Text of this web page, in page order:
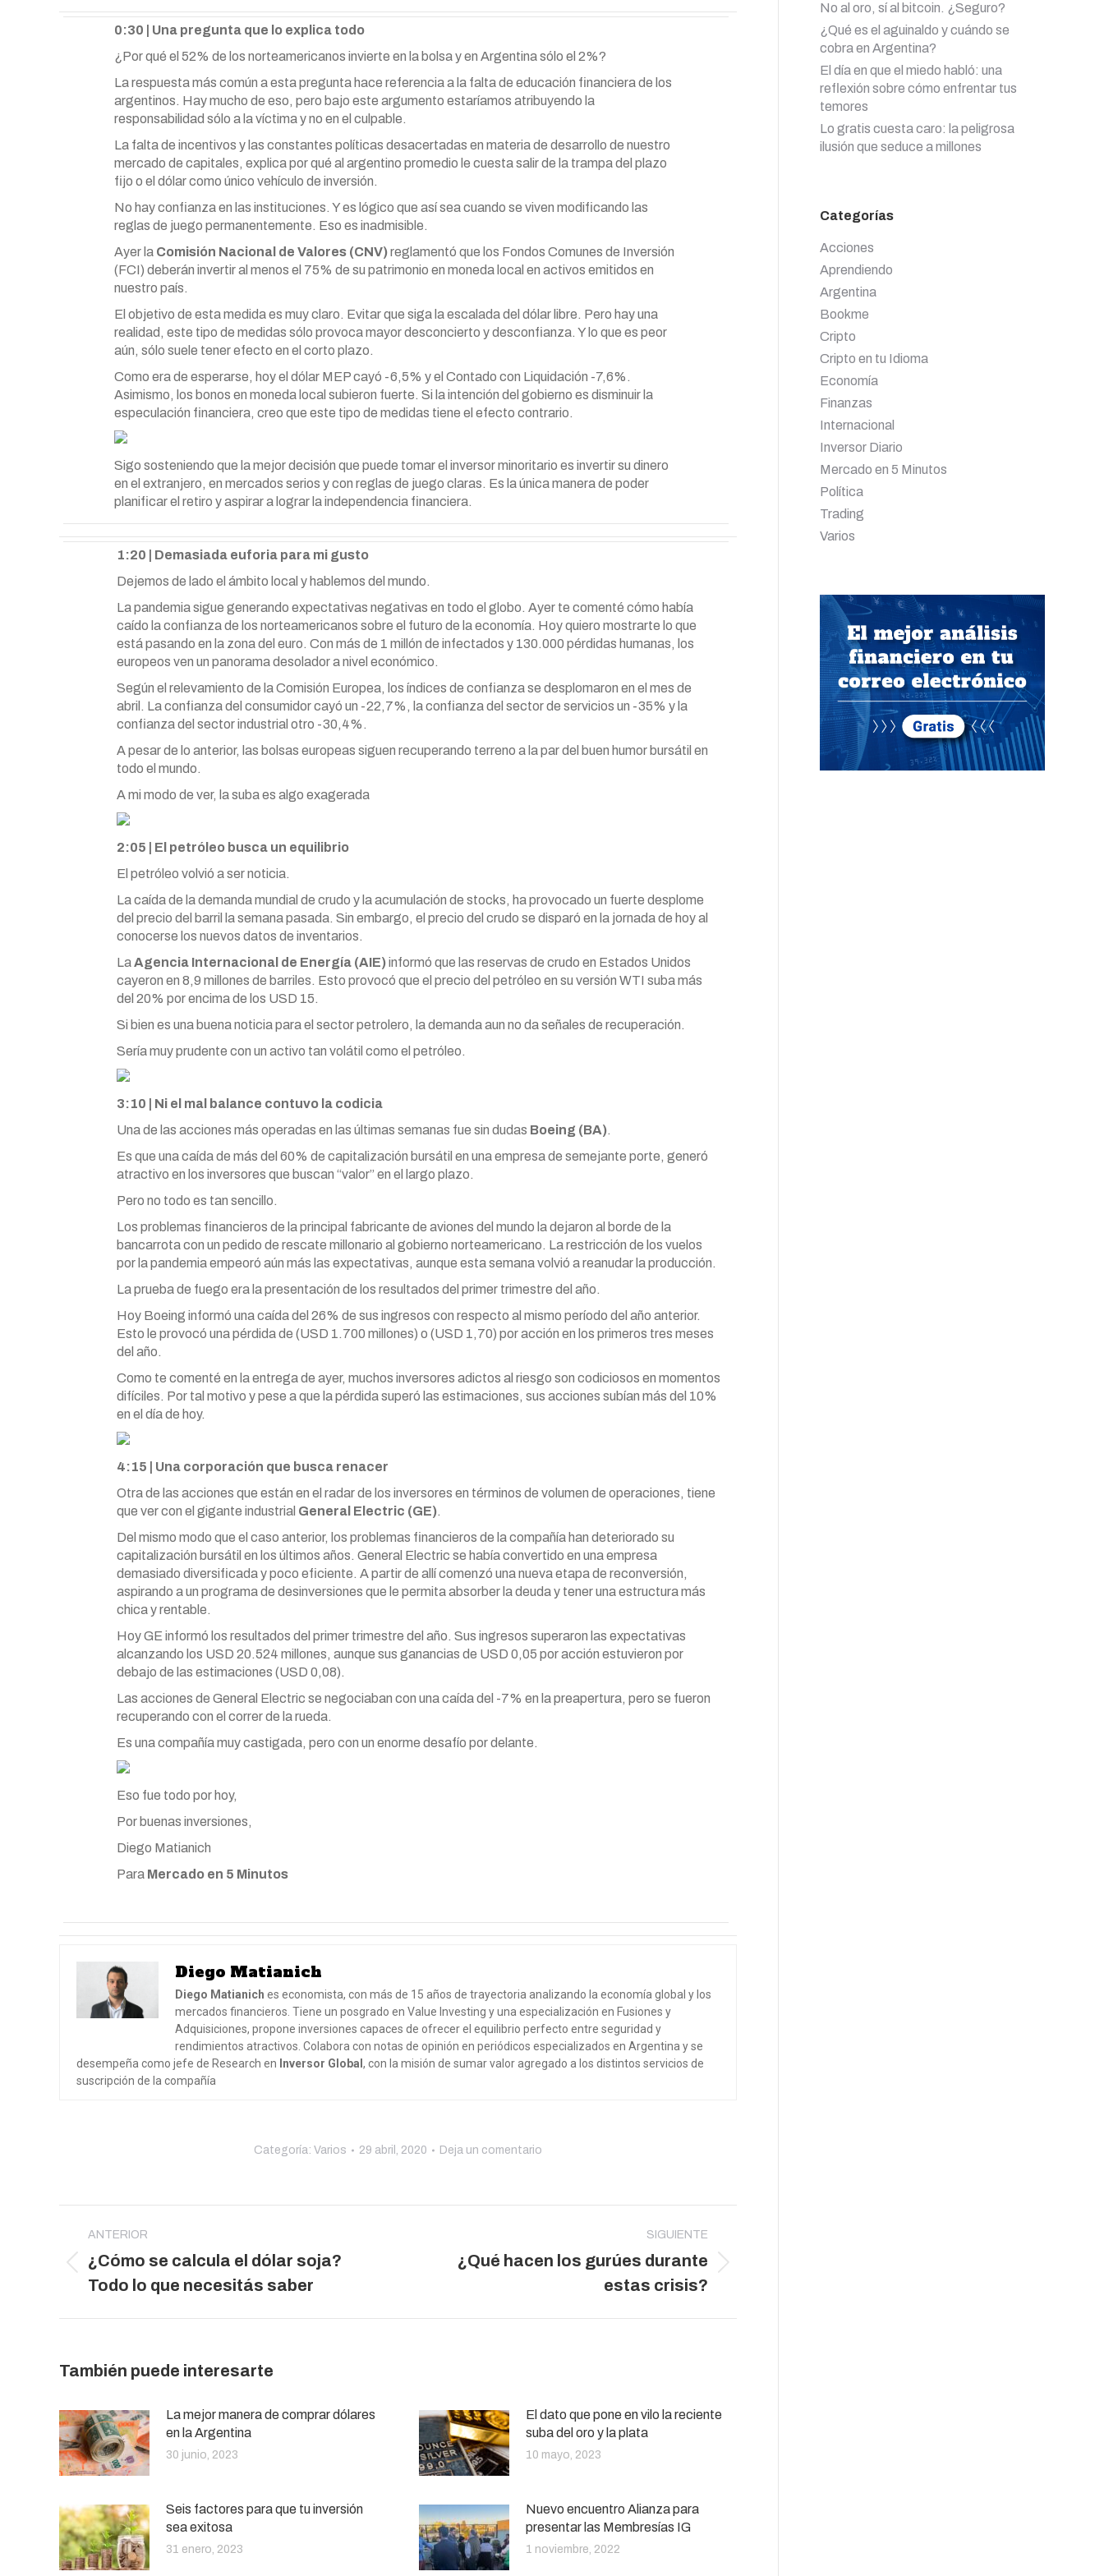
0:30 | Una pregunta que lo explica todo
¿Por qué el 52% de los norteamericanos invierte en la bolsa y en Argentina sólo el 2%?
La respuesta más común a esta pregunta hace referencia a la falta de educación financiera de los
argentinos. Hay mucho de eso, pero bajo este argumento estaríamos atribuyendo la
responsabilidad sólo a la víctima y no en el culpable.
La falta de incentivos y las constantes políticas desacertadas en materia de desarrollo de nuestro
mercado de capitales, explica por qué al argentino promedio le cuesta salir de la trampa del plazo
fijo o el dólar como único vehículo de inversión.
No hay confianza en las instituciones. Y es lógico que así sea cuando se viven modificando las
reglas de juego permanentemente. Eso es inadmisible.
Ayer la Comisión Nacional de Valores (CNV)reglamentó que los Fondos Comunes de Inversión
(FCI) deberán invertir al menos el 75% de su patrimonio en moneda local en activos emitidos en
nuestro país.
El objetivo de esta medida es muy claro. Evitar que siga la escalada del dólar libre. Pero hay una
realidad, este tipo de medidas sólo provoca mayor desconcierto y desconfianza. Y lo que es peor
aún, sólo suele tener efecto en el corto plazo.
Como era de esperarse, hoy el dólar MEP cayó -6,5% y el Contado con Liquidación -7,6%.
Asimismo, los bonos en moneda local subieron fuerte. Si la intención del gobierno es disminuir la
especulación financiera, creo que este tipo de medidas tiene el efecto contrario.
Sigo sosteniendo que la mejor decisión que puede tomar el inversor minoritario es invertir su dinero
en el extranjero, en mercados serios y con reglas de juego claras. Es la única manera de poder
planificar el retiro y aspirar a lograr la independencia financiera.
1:20 | Demasiada euforia para mi gusto
Dejemos de lado el ámbito local y hablemos del mundo.
La pandemia sigue generando expectativas negativas en todo el globo. Ayer te comenté cómo había
caído la confianza de los norteamericanos sobre el futuro de la economía. Hoy quiero mostrarte lo que
está pasando en la zona del euro. Con más de 1 millón de infectados y 130.000 pérdidas humanas, los
europeos ven un panorama desolador a nivel económico.
Según el relevamiento de la Comisión Europea, los índices de confianza se desplomaron en el mes de
abril. La confianza del consumidor cayó un -22,7%, la confianza del sector de servicios un -35% y la
confianza del sector industrial otro -30,4%.
A pesar de lo anterior, las bolsas europeas siguen recuperando terreno a la par del buen humor bursátil en
todo el mundo.
A mi modo de ver, la suba es algo exagerada
2:05 | El petróleo busca un equilibrio
El petróleo volvió a ser noticia.
La caída de la demanda mundial de crudo y la acumulación de stocks, ha provocado un fuerte desplome
del precio del barril la semana pasada. Sin embargo, el precio del crudo se disparó en la jornada de hoy al
conocerse los nuevos datos de inventarios.
LaAgencia Internacional de Energía (AIE)informó que las reservas de crudo en Estados Unidos
cayeron en 8,9 millones de barriles. Esto provocó que el precio del petróleo en su versión WTI suba más
del 20% por encima de los USD 15.
Si bien es una buena noticia para el sector petrolero, la demanda aun no da señales de recuperación.
Sería muy prudente con un activo tan volátil como el petróleo.
3:10 | Ni el mal balance contuvo la codicia
Una de las acciones más operadas en las últimas semanas fue sin dudas Boeing (BA).
Es que una caída de más del 60% de capitalización bursátil en una empresa de semejante porte, generó
atractivo en los inversores que buscan “valor” en el largo plazo.
Pero no todo es tan sencillo.
Los problemas financieros de la principal fabricante de aviones del mundo la dejaron al borde de la
bancarrota con un pedido de rescate millonario al gobierno norteamericano. La restricción de los vuelos
por la pandemia empeoró aún más las expectativas, aunque esta semana volvió a reanudar la producción.
La prueba de fuego era la presentación de los resultados del primer trimestre del año.
Hoy Boeing informó una caída del 26% de sus ingresos con respecto al mismo período del año anterior.
Esto le provocó una pérdida de (USD 1.700 millones) o (USD 1,70) por acción en los primeros tres meses
del año.
Como te comenté en la entrega de ayer, muchos inversores adictos al riesgo son codiciosos en momentos
difíciles. Por tal motivo y pese a que la pérdida superó las estimaciones, sus acciones subían más del 10%
en el día de hoy.
4:15 | Una corporación que busca renacer
Otra de las acciones que están en el radar de los inversores en términos de volumen de operaciones, tiene
que ver con el gigante industrial General Electric (GE).
Del mismo modo que el caso anterior, los problemas financieros de la compañía han deteriorado su
capitalización bursátil en los últimos años. General Electric se había convertido en una empresa
demasiado diversificada y poco eficiente. A partir de allí comenzó una nueva etapa de reconversión,
aspirando a un programa de desinversiones que le permita absorber la deuda y tener una estructura más
chica y rentable.
Hoy GE informó los resultados del primer trimestre del año. Sus ingresos superaron las expectativas
alcanzando los USD 20.524 millones, aunque sus ganancias de USD 0,05 por acción estuvieron por
debajo de las estimaciones (USD 0,08).
Las acciones de General Electric se negociaban con una caída del -7% en la preapertura, pero se fueron
recuperando con el correr de la rueda.
Es una compañía muy castigada, pero con un enorme desafío por delante.
Eso fue todo por hoy,
Por buenas inversiones,
Diego Matianich
Para Mercado en 5 Minutos
Diego Matianich
Diego Matianich es economista, con más de 15 años de trayectoria analizando la economía global y los
mercados financieros. Tiene un posgrado en Value Investing y una especialización en Fusiones y
Adquisiciones, propone inversiones capaces de ofrecer el equilibrio perfecto entre seguridad y
rendimientos atractivos. Colabora con notas de opinión en periódicos especializados en Argentina y se
desempeña como jefe de Research en Inversor Global , con la misión de sumar valor agregado a los distintos servicios de
suscripción de la compañía
Categoría: Varios 29 abril, 2020 Deja un comentario
entre
publicaciones
ANTERIOR
Publicación
anterior:
¿Cómo se calcula el dólar soja?
Todo lo que necesitás saber
SIGUIENTE
Publicación¿Qué hacen los gurúes durante
estas crisis?
También puede interesarte
La mejor manera de comprar dólares
en la Argentina
30 junio, 2023
El dato que pone en vilo la reciente
suba del oro y la plata
10 mayo, 2023
Seis factores para que tu inversión
sea exitosa
31 enero, 2023
Nuevo encuentro Alianza para
presentar las Membresías IG
1 noviembre, 2022
No al oro, sí al bitcoin. ¿Seguro?
¿Qué es el aguinaldo y cuándo se
cobra en Argentina?
El día en que el miedo habló: una
reflexión sobre cómo enfrentar tus
temores
Lo gratis cuesta caro: la peligrosa
ilusión que seduce a millones
Categorías
Acciones
Aprendiendo
Argentina
Bookme
Cripto
Cripto en tu Idioma
Economía
Finanzas
Internacional
Inversor Diario
Mercado en 5 Minutos
Política
Trading
Varios